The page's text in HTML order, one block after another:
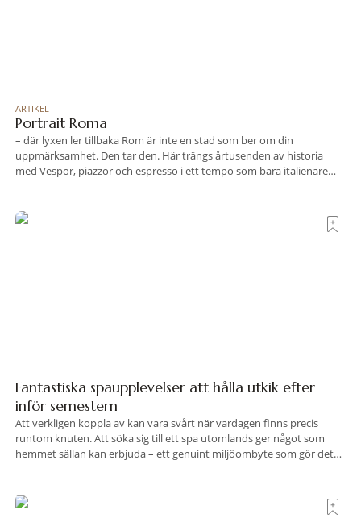
ARTIKEL
Portrait Roma
– där lyxen ler tillbaka Rom är inte en stad som ber om din
uppmärksamhet. Den tar den. Här trängs årtusenden av historia
med Vespor, piazzor och espresso i ett tempo som bara italienare
Fantastiska spaupplevelser att hålla utkik efter
inför semestern
Att verkligen koppla av kan vara svårt när vardagen finns precis
runtom knuten. Att söka sig till ett spa utomlands ger något som
hemmet sällan kan erbjuda – ett genuint miljöombyte som gör det